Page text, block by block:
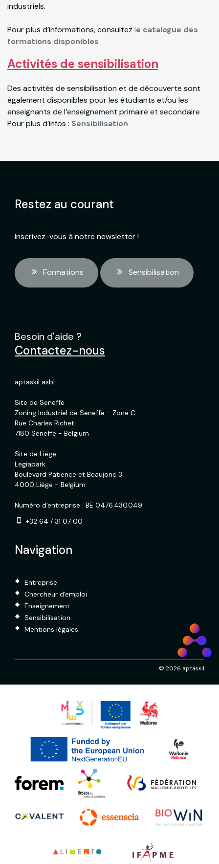
industriels.
Pour plus d’informations, consultez le catalogue des
formations disponibles
Activités de sensibilisation
Des activités de sensibilisation et de découverte sont
également disponibles pour les étudiants et/ou les
enseignants de l’enseignement primaire et secondaire
Pour plus d’infos : Sensibilisation
Restez au courant
Inscrivez-vous à notre newsletter !
Formations Sensibilisation
Besoin d'aide ?
Contactez-nous
aptaskil asbl
Site de Seneffe
Zoning Industriel de Seneffe - Zone C
Rue Charles Richet
7180 Seneffe - Belgium
Site de Liège
Legiapark
Boulevard Patience et Beaujonc 3
4000 Liège - Belgium
Numéro d'entreprise : BE 0476.430.049
+32 64 / 31 07 00
Navigation
Entreprise
Chercheur d'emploi
Enseignement
Sensibilisation
Mentions légales
© 2026 aptaskil